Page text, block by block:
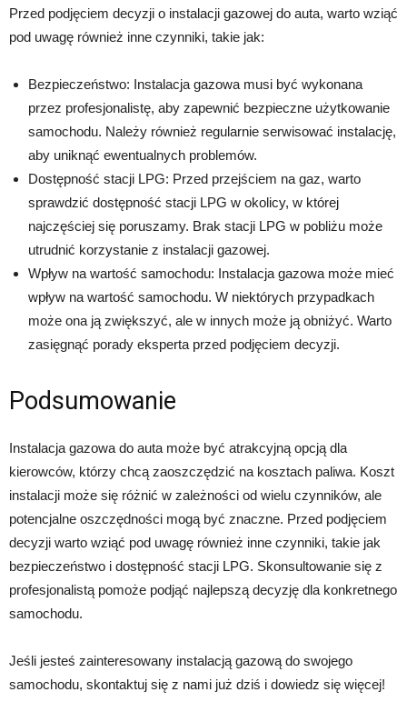
Przed podjęciem decyzji o instalacji gazowej do auta, warto wziąć
pod uwagę również inne czynniki, takie jak:
Bezpieczeństwo: Instalacja gazowa musi być wykonana
przez profesjonalistę, aby zapewnić bezpieczne użytkowanie
samochodu. Należy również regularnie serwisować instalację,
aby uniknąć ewentualnych problemów.
Dostępność stacji LPG: Przed przejściem na gaz, warto
sprawdzić dostępność stacji LPG w okolicy, w której
najczęściej się poruszamy. Brak stacji LPG w pobliżu może
utrudnić korzystanie z instalacji gazowej.
Wpływ na wartość samochodu: Instalacja gazowa może mieć
wpływ na wartość samochodu. W niektórych przypadkach
może ona ją zwiększyć, ale w innych może ją obniżyć. Warto
zasięgnąć porady eksperta przed podjęciem decyzji.
Podsumowanie
Instalacja gazowa do auta może być atrakcyjną opcją dla
kierowców, którzy chcą zaoszczędzić na kosztach paliwa. Koszt
instalacji może się różnić w zależności od wielu czynników, ale
potencjalne oszczędności mogą być znaczne. Przed podjęciem
decyzji warto wziąć pod uwagę również inne czynniki, takie jak
bezpieczeństwo i dostępność stacji LPG. Skonsultowanie się z
profesjonalistą pomoże podjąć najlepszą decyzję dla konkretnego
samochodu.
Jeśli jesteś zainteresowany instalacją gazową do swojego
samochodu, skontaktuj się z nami już dziś i dowiedz się więcej!